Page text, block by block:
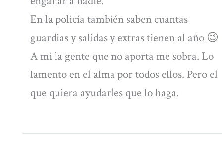
En la policía también saben cuantas
guardias y salidas y extras tienen al año 😉
A mi la gente que no aporta me sobra. Lo
lamento en el alma por todos ellos. Pero el
que quiera ayudarles que lo haga.